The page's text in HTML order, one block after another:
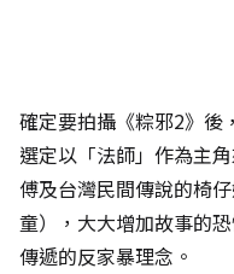
確定要拍攝《粽邪2》後
選定以「法師」作為主
傅及台灣民間傳說的椅
童），大大增加故事的
傳遞的反家暴理念。